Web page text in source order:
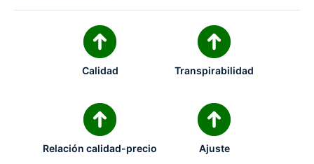
Calidad Transpirabilidad
Relación calidad-precio Ajuste